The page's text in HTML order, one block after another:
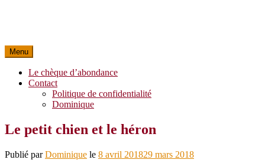
Menu
Le chèque d’abondance
Contact
Politique de confidentialité
Dominique
Le petit chien et le héron
Publié parDominique le 8 avril 201829 mars 2018